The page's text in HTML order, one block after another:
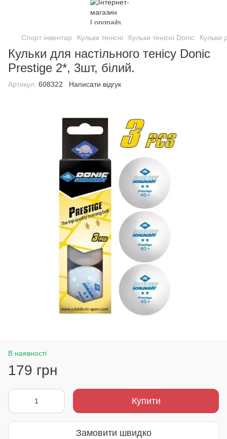
Спорт інвентар Кульки тенісні Кульки тенісні Donic Кульки
Кульки для настільного тенісу Donic
Prestige 2*, 3шт, білий.
Артикул: 608322 Написати відгук
В наявності
179 грн
Купити
Замовити швидко